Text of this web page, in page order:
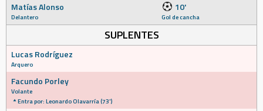
Matías Alonso
Delantero
10'
Gol de cancha
SUPLENTES
Lucas Rodríguez
Arquero
Facundo Porley
Volante
Entra por: Leonardo Olavarría (73')